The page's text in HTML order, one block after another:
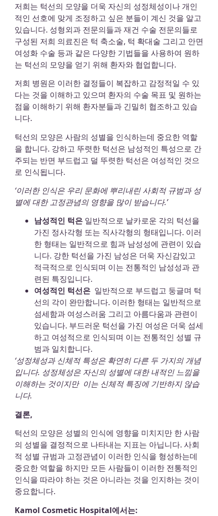
저희는 턱선의 모양을 더욱 자신의 성정체성이나 개인
적인 선호에 맞게 조정하고 싶은 분들이 계신 것을 알고
있습니다. 성형외과 전문의들과 재건 수술 전문의들로
구성된 저희 의료진은 턱 축소술, 턱 확대술 그리고 안면
여성화 수술 등과 같은 다양한 기법들을 사용하여 원하
는 턱선의 모양을 얻기 위해 환자와 협업합니다.
저희 병원은 이러한 결정들이 복잡하고 감정적일 수 있
다는 것을 이해하고 있으며 환자의 수술 목표 및 원하는
점을 이해하기 위해 환자분들과 긴밀히 협조하고 있습
니다.
턱선의 모양은 사람의 성별을 인식하는데 중요한 역할
을 합니다. 강하고 뚜렷한 턱선은 남성적인 특성으로 간
주되는 반면 부드럽고 덜 뚜렷한 턱선은 여성적인 것으
로 인식됩니다.
‘이러한 인식은 우리 문화에 뿌리내린 사회적 규범과 성
별에 대한 고정관념의 영향을 많이 받습니다.’
남성적인 턱은 일반적으로 날카로운 각의 턱선을
가진 정사각형 또는 직사각형의 형태입니다. 이러
한 형태는 일반적으로 힘과 남성성에 관련이 있습
니다. 강한 턱선을 가진 남성은 더욱 자신감있고
적극적으로 인식되며 이는 전통적인 남성성과 관
련된 특징입니다.
여성적인 턱선은 일반적으로 부드럽고 둥글며 턱
선의 각이 완만합니다. 이러한 형태는 일반적으로
섬세함과 여성스러움 그리고 아름다움과 관련이
있습니다. 부드러운 턱선을 가진 여성은 더욱 섬세
하고 여성적으로 인식되며 이는 전통적인 성별 규
범과 일치합니다.
‘성정체성과 신체적 특성은 확연히 다른 두 가지의 개념
입니다. 성정체성은 자신의 성별에 대한 내적인 느낌을
이해하는 것이지만 이는 신체적 특징에 기반하지 않습
니다.
결론,
턱선의 모양은 성별의 인식에 영향을 미치지만 한 사람
의 성별을 결정적으로 나타내는 지표는 아닙니다. 사회
적 성별 규범과 고정관념이 이러한 인식을 형성하는데
중요한 역할을 하지만 모든 사람들이 이러한 전통적인
인식을 따라야 하는 것은 아니라는 것을 인지하는 것이
중요합니다.
Kamol Cosmetic Hospital에서는: